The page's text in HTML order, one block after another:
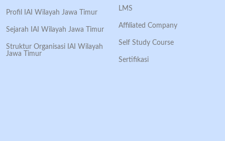
Profil IAI Wilayah Jawa Timur
Sejarah IAI Wilayah Jawa Timur
Struktur Organisasi IAI Wilayah
Jawa Timur
LMS
Affiliated Company
Self Study Course
Sertifikasi